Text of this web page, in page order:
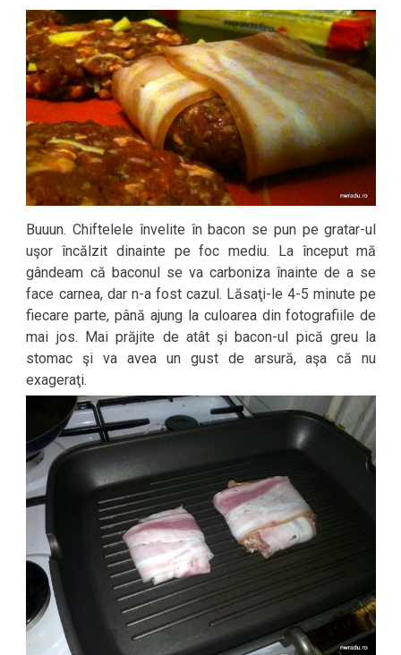
Buuun. Chiftelele învelite în bacon se pun pe gratar-ul
uşor încălzit dinainte pe foc mediu. La început mă
gândeam că baconul se va carboniza înainte de a se
face carnea, dar n-a fost cazul. Lăsaţi-le 4-5 minute pe
fiecare parte, până ajung la culoarea din fotografiile de
mai jos. Mai prăjite de atât şi bacon-ul pică greu la
stomac şi va avea un gust de arsură, aşa că nu
exageraţi.